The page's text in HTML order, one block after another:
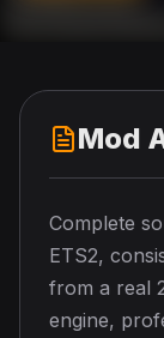
Mod
Complete
ETS2,
from a real
engine,